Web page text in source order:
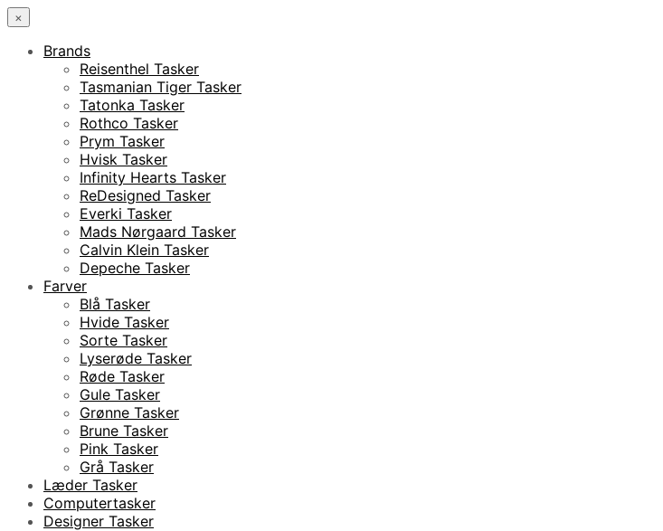
×
Brands
Reisenthel Tasker
Tasmanian Tiger Tasker
Tatonka Tasker
Rothco Tasker
Prym Tasker
Hvisk Tasker
Infinity Hearts Tasker
ReDesigned Tasker
Everki Tasker
Mads Nørgaard Tasker
Calvin Klein Tasker
Depeche Tasker
Farver
Blå Tasker
Hvide Tasker
Sorte Tasker
Lyserøde Tasker
Røde Tasker
Gule Tasker
Grønne Tasker
Brune Tasker
Pink Tasker
Grå Tasker
Læder Tasker
Computertasker
Designer Tasker